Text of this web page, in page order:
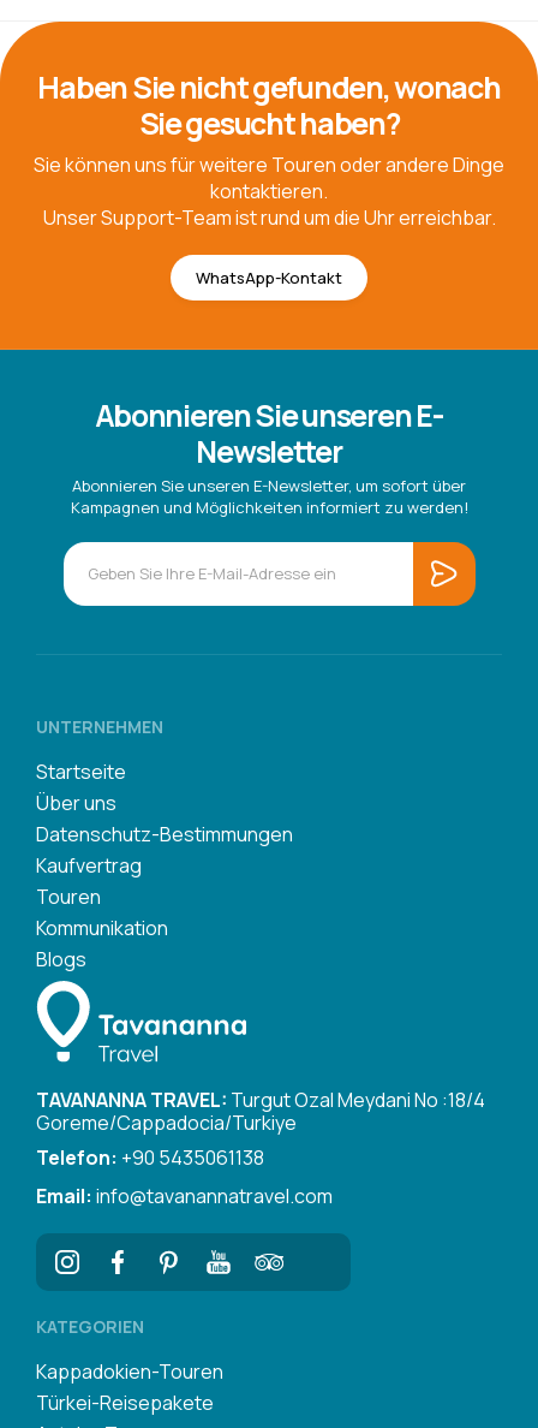
Haben Sie nicht gefunden, wonach
Sie gesucht haben?
Sie können uns für weitere Touren oder andere Dinge
kontaktieren.
Unser Support-Team ist rund um die Uhr erreichbar.
WhatsApp-Kontakt
Abonnieren Sie unseren E-
Newsletter
Abonnieren Sie unseren E-Newsletter, um sofort über
Kampagnen und Möglichkeiten informiert zu werden!
UNTERNEHMEN
Startseite
Über uns
Datenschutz-Bestimmungen
Kaufvertrag
Touren
Kommunikation
Blogs
TAVANANNA TRAVEL: Turgut Ozal Meydani No :18/4
Goreme/Cappadocia/Turkiye
Telefon: +90 5435061138
Email: info@tavanannatravel.com
KATEGORIEN
Kappadokien-Touren
Türkei-Reisepakete